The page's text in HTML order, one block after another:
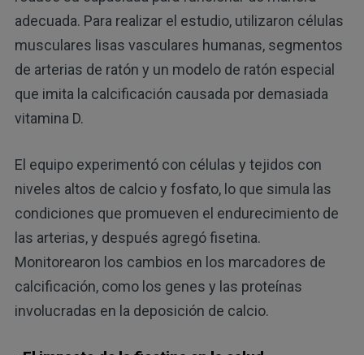
adecuada. Para realizar el estudio, utilizaron células
musculares lisas vasculares humanas, segmentos
de arterias de ratón y un modelo de ratón especial
que imita la calcificación causada por demasiada
vitamina D.
El equipo experimentó con células y tejidos con
niveles altos de calcio y fosfato, lo que simula las
condiciones que promueven el endurecimiento de
las arterias, y después agregó fisetina.
Monitorearon los cambios en los marcadores de
calcificación, como los genes y las proteínas
involucradas en la deposición de calcio.